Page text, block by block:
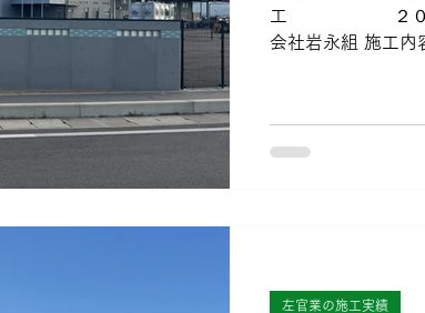
工 ２０２
会社岩永組 施
左官業の施工実績